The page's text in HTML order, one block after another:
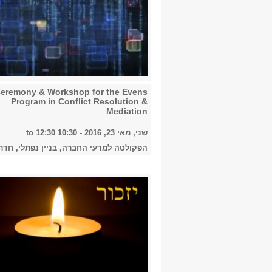
& Workshop for the Evens
Program in Conflict Resolution &
Mediation
שני, מאי 23, 2016 - 10:30
12:30
הפקולטה למדעי החברה, בניין נפתלי, חדר